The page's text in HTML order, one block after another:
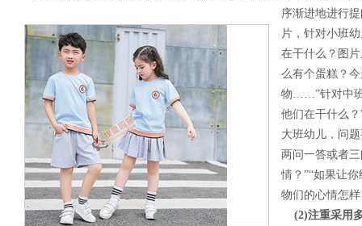
序渐进地进行
片，针对小班
在干什么？图
么有个蛋糕？
物……”针对中
他们在干什么
大班幼儿，问
两问一答或者
情？”“如果让
物们的心情怎
(2)注重采用